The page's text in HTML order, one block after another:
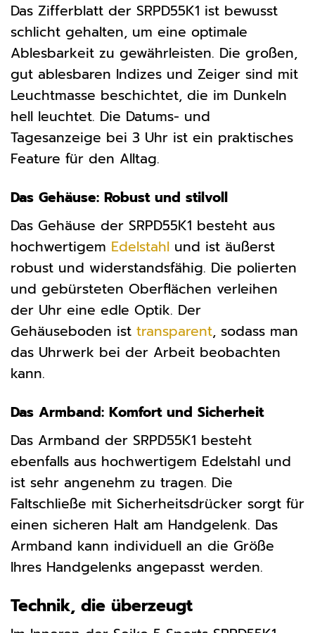
Das Zifferblatt der SRPD55K1 ist bewusst
schlicht gehalten, um eine optimale
Ablesbarkeit zu gewährleisten. Die großen,
gut ablesbaren Indizes und Zeiger sind mit
Leuchtmasse beschichtet, die im Dunkeln
hell leuchtet. Die Datums- und
Tagesanzeige bei 3 Uhr ist ein praktisches
Feature für den Alltag.
Das Gehäuse: Robust und stilvoll
Das Gehäuse der SRPD55K1 besteht aus
hochwertigem Edelstahl und ist äußerst
robust und widerstandsfähig. Die polierten
und gebürsteten Oberflächen verleihen
der Uhr eine edle Optik. Der
Gehäuseboden ist transparent, sodass man
das Uhrwerk bei der Arbeit beobachten
kann.
Das Armband: Komfort und Sicherheit
Das Armband der SRPD55K1 besteht
ebenfalls aus hochwertigem Edelstahl und
ist sehr angenehm zu tragen. Die
Faltschließe mit Sicherheitsdrücker sorgt für
einen sicheren Halt am Handgelenk. Das
Armband kann individuell an die Größe
Ihres Handgelenks angepasst werden.
Technik, die überzeugt